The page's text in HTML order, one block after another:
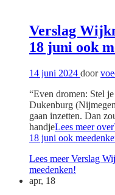
Verslag
18 juni ook
14 juni 2024 door
“Even dromen: Stel
Dukenburg
gaan inzetten. Dan
handjeLees meer
18 juni ook
Lees meerVerslag
meedenken!
apr, 18